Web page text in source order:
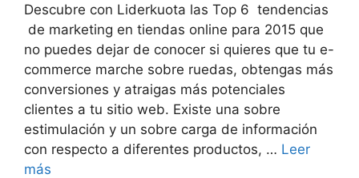
Descubre con Liderkuota las Top 6 tendencias
de marketing en tiendas online para 2015 que
no puedes dejar de conocer si quieres que tu e-
commerce marche sobre ruedas, obtengas más
conversiones y atraigas más potenciales
clientes a tu sitio web. Existe una sobre
estimulación y un sobre carga de información
con respecto a diferentes productos, … Leer
más